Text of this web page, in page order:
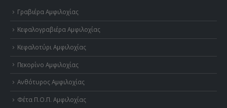
Γραβιέρα Αμφιλοχίας
Κεφαλογραβιέρα Αμφιλοχίας
Κεφαλοτύρι Αμφιλοχίας
Πεκορίνο Αμφιλοχίας
Ανθότυρος Αμφιλοχίας
Φέτα Π.Ο.Π. Αμφιλοχίας